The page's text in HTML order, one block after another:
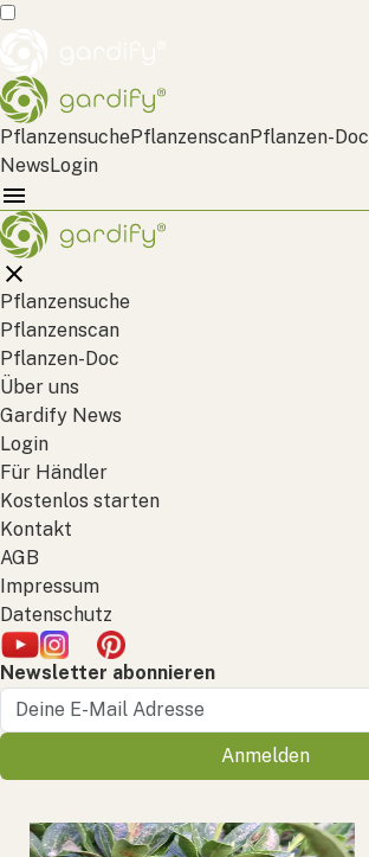
PflanzensuchePflanzenscanPflanzen-Doc
NewsLogin
Pflanzensuche
Pflanzenscan
Pflanzen-Doc
Über uns
Gardify News
Login
Für Händler
Kostenlos starten
Kontakt
AGB
Impressum
Datenschutz
Newsletter abonnieren
Anmelden